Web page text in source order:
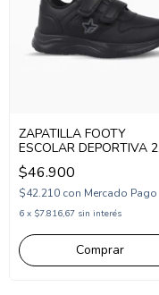
ZAPATILLA FOOTY
ESCOLAR DEPORTIVA 2
ABROJOS 26-34 NEGRO
(SCH55/1N)
$46.900
$42.210 con Mercado Pago
6 x $7.816,67 sin interés
Comprar